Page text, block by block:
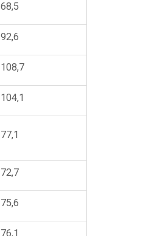
68,5
92,6
108,7
104,1
77,1
72,7
75,6
76,1